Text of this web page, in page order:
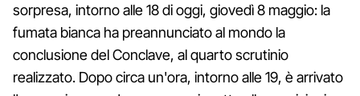
sorpresa, intorno alle 18 di oggi, giovedì 8 maggio: la
fumata bianca ha preannunciato al mondo la
conclusione del Conclave, al quarto scrutinio
realizzato. Dopo circa un'ora, intorno alle 19, è arrivato